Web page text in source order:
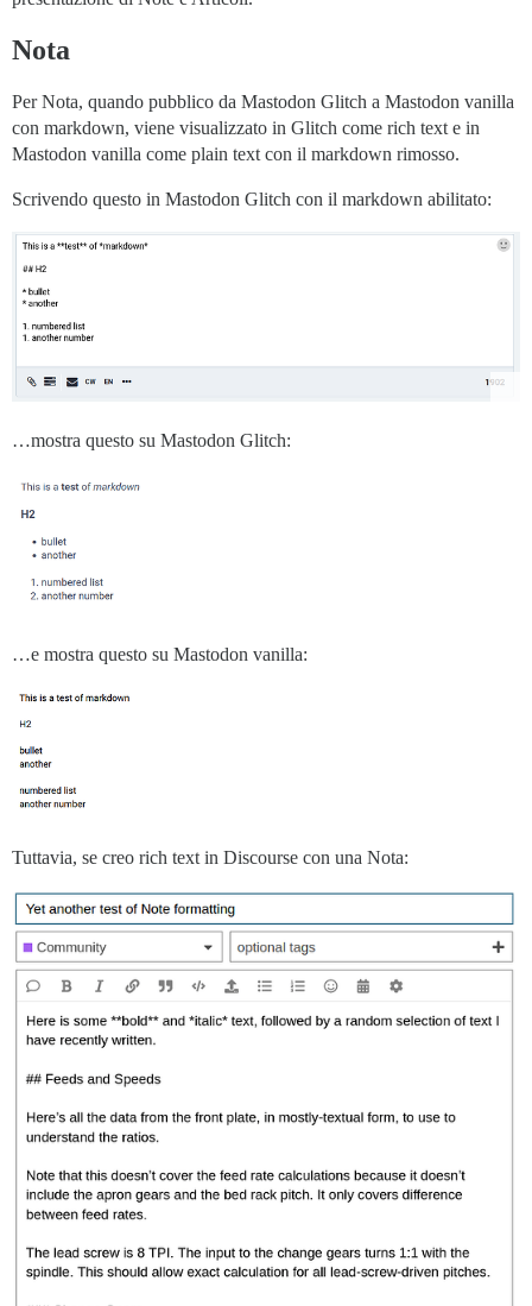
Nota
Per Nota, quando pubblico da Mastodon Glitch a Mastodon vanilla
con markdown, viene visualizzato in Glitch come rich text e in
Mastodon vanilla come plain text con il markdown rimosso.
Scrivendo questo in Mastodon Glitch con il markdown abilitato:
…mostra questo su Mastodon Glitch:
…e mostra questo su Mastodon vanilla:
Tuttavia, se creo rich text in Discourse con una Nota: